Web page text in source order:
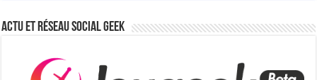
Actu et réseau social Geek